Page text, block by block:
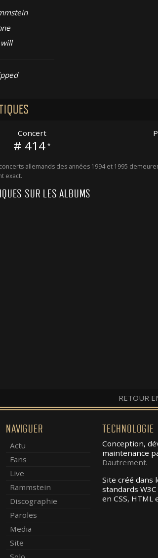
Concert
# 414 *
allemands des années 1994 et 1995
exact.
SUR LES ALBUMS
RETOUR
NAVIGUER
Actu
Fans
Live
Rammstein
Discographie
Paroles
Media
Site
TECHNOLOGIE
Conception,
maintenance
Dautrement.
Site créé dans
standards
en CSS, HTML